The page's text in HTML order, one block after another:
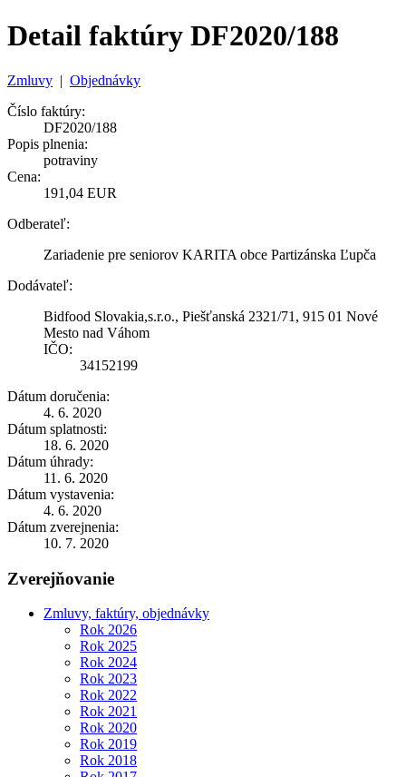
Detail faktúry DF2020/188
Zmluvy | Objednávky
Číslo faktúry:
DF2020/188
Popis plnenia:
potraviny
Cena:
191,04 EUR
Odberateľ:
Zariadenie pre seniorov KARITA obce Partizánska Ľupča
Dodávateľ:
Bidfood Slovakia,s.r.o., Piešťanská 2321/71, 915 01 Nové
Mesto nad Váhom
IČO:
34152199
Dátum doručenia:
4. 6. 2020
Dátum splatnosti:
18. 6. 2020
Dátum úhrady:
11. 6. 2020
Dátum vystavenia:
4. 6. 2020
Dátum zverejnenia:
10. 7. 2020
Zverejňovanie
Zmluvy, faktúry, objednávky
Rok 2026
Rok 2025
Rok 2024
Rok 2023
Rok 2022
Rok 2021
Rok 2020
Rok 2019
Rok 2018